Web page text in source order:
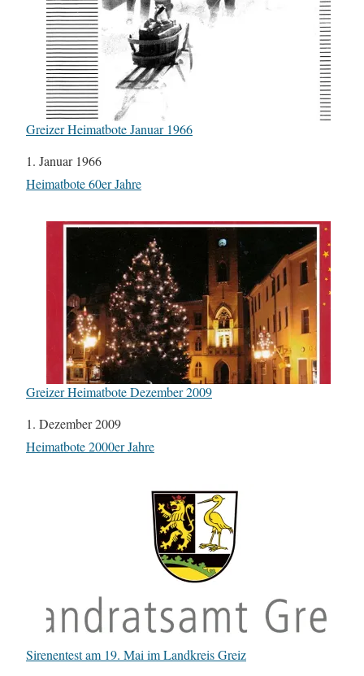
Greizer Heimatbote Januar 1966
Datum
1. Januar 1966
In Bezug auf
Heimatbote 60er Jahre
Greizer Heimatbote Dezember 2009
Datum
1. Dezember 2009
In Bezug auf
Heimatbote 2000er Jahre
Sirenentest am 19. Mai im Landkreis Greiz